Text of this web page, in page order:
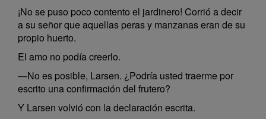
¡No se puso poco contento el jardinero! Corrió a decir
a su señor que aquellas peras y manzanas eran de su
propio huerto.
El amo no podía creerlo.
—No es posible, Larsen. ¿Podría usted traerme por
escrito una confirmación del frutero?
Y Larsen volvió con la declaración escrita.